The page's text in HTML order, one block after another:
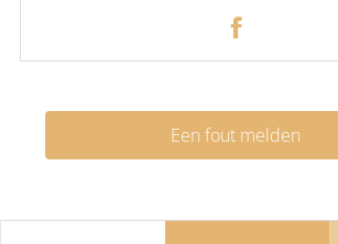
Een fout melden